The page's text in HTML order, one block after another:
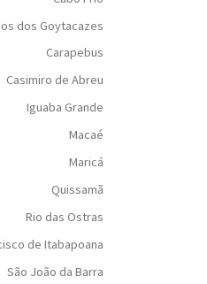
dos Goytacazes
Carapebus
Casimiro de Abreu
Iguaba Grande
Macaé
Maricá
Quissamã
Rio das Ostras
de Itabapoana
São João da Barra